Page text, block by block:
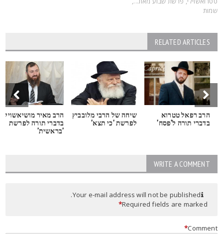
RELATED ARTICLES
הרב רפאל טטרוא
בדברי תורה ל'פסח'
שיחה של הרבי מלובביץ
לפרשת 'כי תצא'
הרב מאיר מושיאשוילי
בדברי תורה לפרשת
'בראשית'
WRITE A COMMENT
Your e-mail address will not be published.
Required fields are marked
*
*